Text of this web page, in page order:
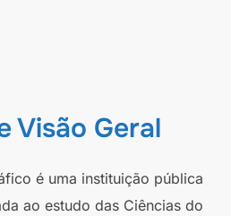
Visão Geral
é uma instituição pública
ao estudo das Ciências do